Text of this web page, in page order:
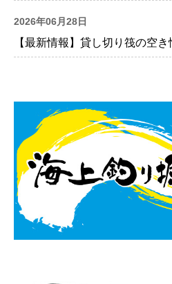
2026年06月28日
【最新情報】貸し切り筏の空き